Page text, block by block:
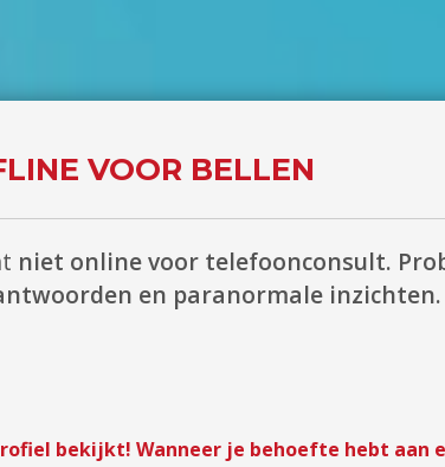
VOOR BELLEN
niet online voor telefoonconsult.
en paranormale inzichten.
bekijkt! Wanneer je behoefte hebt aan